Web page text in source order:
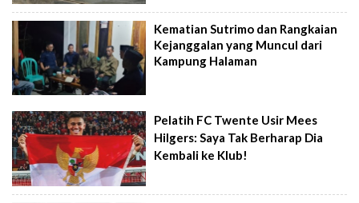
Kematian Sutrimo dan Rangkaian
Kejanggalan yang Muncul dari
Kampung Halaman
Pelatih FC Twente Usir Mees
Hilgers: Saya Tak Berharap Dia
Kembali ke Klub!